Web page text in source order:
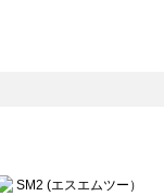
ス）の一覧